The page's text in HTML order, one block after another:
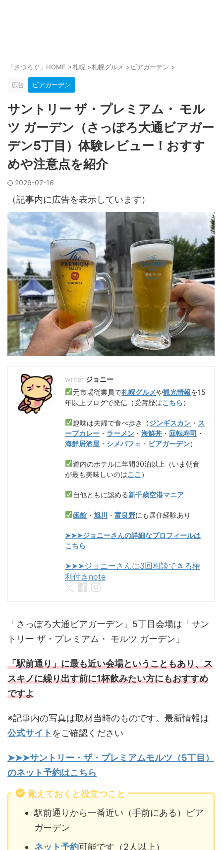
「さつろぐ」HOME >札幌 >札幌グルメ >ビアガーデン >
広告 ビアガーデン
サントリー ザ・プレミアム・ モル
ツ ガーデン（さっぽろ大通ビアガー
デン5丁目）体験レビュー！おすす
めや注意点を紹介
2026-07-16
（記事内に広告を表示しています）
ジョニー
元市場従業員で札幌グルメや観光情報を15
年以上ブログで発信（受賞歴はこちら）
趣味は夫婦で食べ歩き（ジンギスカン ・ ス
ープカレー ・ ラーメン ・ 海鮮丼 ・ 回転寿司 ・
海鮮居酒屋 ・ シメパフェ ・ ビアガーデン）
道内のホテルに年間30泊以上（いま朝食
が最も美味しいのはここ ）
自他ともに認める新千歳空港マニア
函館 ・旭川 ・富良野にも居住経験あり
➤➤➤ジョニーさんの詳細なプロフィールは
こちら
➤➤➤ジョニーさんに3回相談できる権
利付きnote
「さっぽろ大通ビアガーデン」5丁目会場は「サン
トリー ザ・プレミアム・ モルツ ガーデン」
「駅前通り」に最も近い会場ということもあり、ス
スキノに繰り出す前に1杯飲みたい方にもおすすめ
ですよ
※記事内の写真は取材当時のものです。最新情報は
公式サイト をご確認ください
➤➤➤サントリー・ザ・プレミアムモルツ（5丁目）
のネット予約はこちら
覚えておくと役立つこと
駅前通りから一番近い（手前にある）ビア
ガーデン
ネット予約可能です（2人以上）